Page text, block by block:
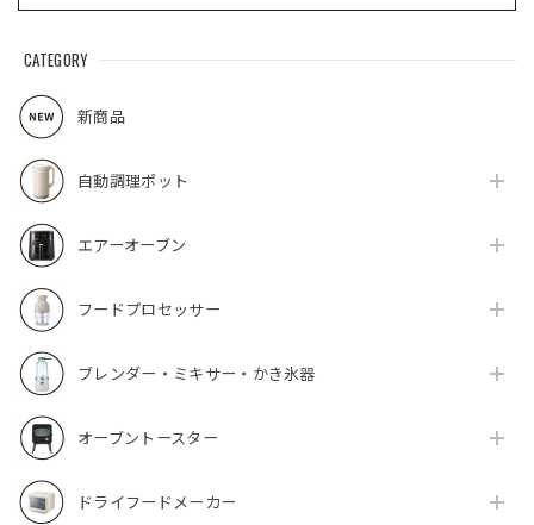
CATEGORY
新商品
自動調理ポット
エアーオーブン
フードプロセッサー
ブレンダー・ミキサー・かき氷器
オーブントースター
ドライフードメーカー